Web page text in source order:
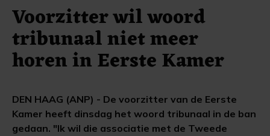
Voorzitter wil woord
tribunaal niet meer
horen in Eerste Kamer
DEN HAAG (ANP) - De voorzitter van de Eerste
Kamer heeft dinsdag het woord tribunaal in de ban
gedaan. "Ik wil die associatie met de Tweede